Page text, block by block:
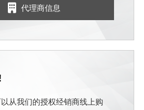
代理商信息
从我们的授权经销商线上购